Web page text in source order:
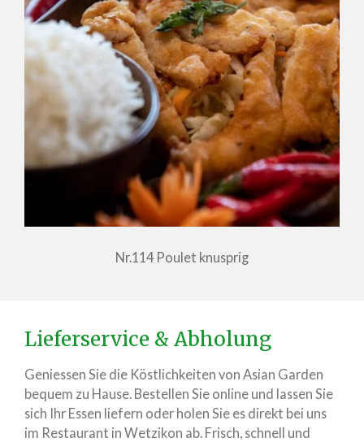
Nr.114 Poulet knusprig
Lieferservice & Abholung
Geniessen Sie die Köstlichkeiten von Asian Garden
bequem zu Hause. Bestellen Sie online und lassen Sie
sich Ihr Essen liefern oder holen Sie es direkt bei uns
im Restaurant in Wetzikon ab. Frisch, schnell und